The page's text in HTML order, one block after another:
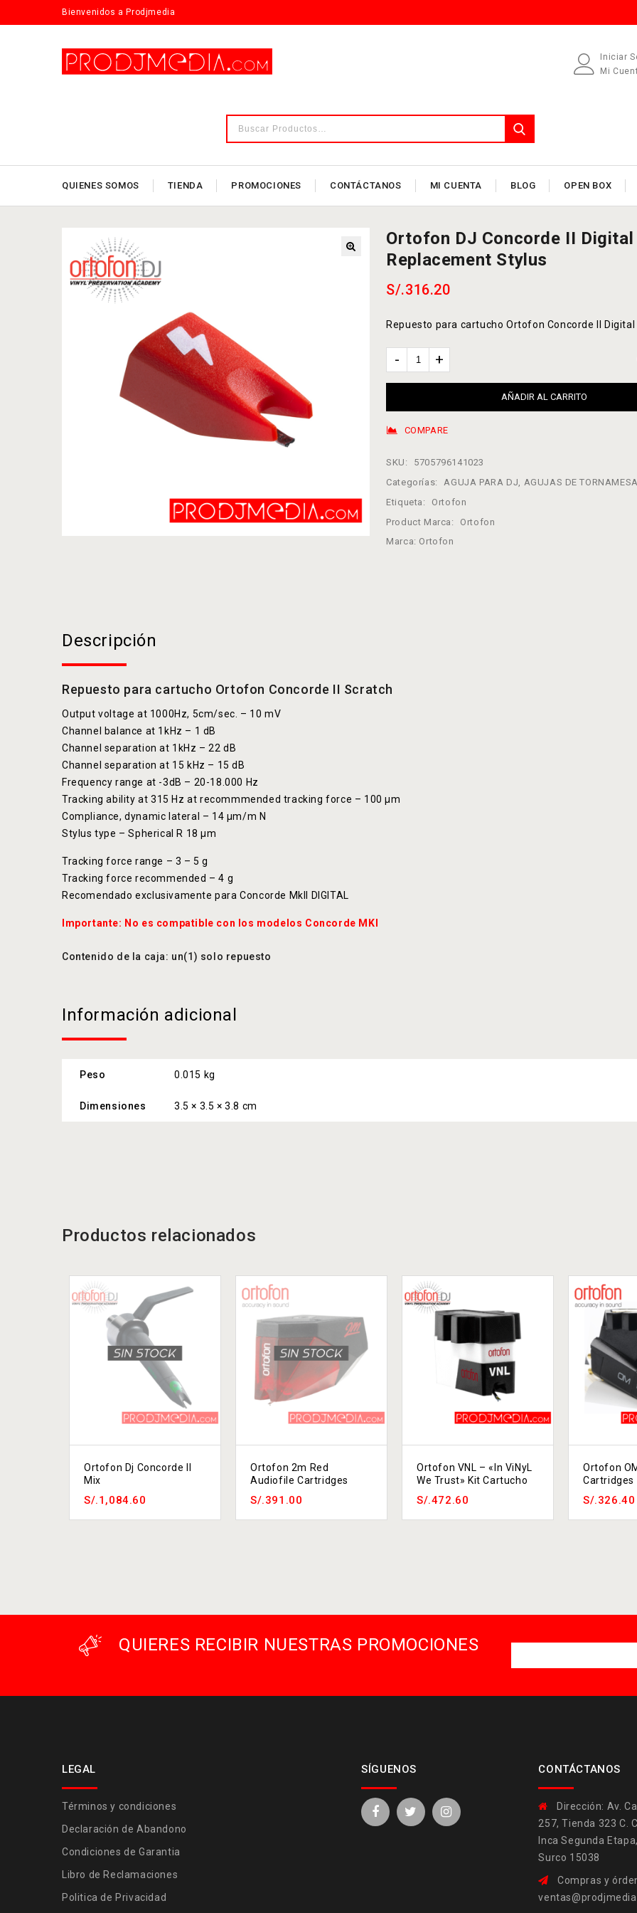
Bienvenidos a Prodjmedia
Iniciar
Mi
QUIENES SOMOS TIENDA PROMOCIONES CONTÁCTANOS MI CUENTA BLOG OPEN BOX
Ortofon DJ Concorde II Digital
Replacement Stylus
S/.316.20
Repuesto para cartucho Ortofon Concorde II Digital
AÑADIR AL CARRITO
COMPARE
SKU:
5705796141023
Categorías:
AGUJA PARA DJ
AGUJAS DE TORNAMESA
Etiqueta:
Ortofon
Product Marca:
Ortofon
Marca: Ortofon
Descripción
Repuesto para cartucho Ortofon Concorde II Scratch
Output voltage at 1000Hz, 5cm/sec. – 10 mV
Channel balance at 1kHz – 1 dB
Channel separation at 1kHz – 22 dB
Channel separation at 15 kHz – 15 dB
Frequency range at -3dB – 20-18.000 Hz
Tracking ability at 315 Hz at recommmended tracking force – 100 μm
Compliance, dynamic lateral – 14 μm/m N
Stylus type – Spherical R 18 μm
Tracking force range – 3 – 5 g
Tracking force recommended – 4 g
Recomendado exclusivamente para Concorde MkII DIGITAL
Importante: No es compatible con los modelos Concorde MKI
Contenido de la caja: un(1) solo repuesto
Información adicional
Peso 0.015 kg
Dimensiones 3.5 × 3.5 × 3.8 cm
Productos relacionados
Ortofon Dj Concorde II
Mix
S/.1,084.60
Ortofon 2m Red
Audiofile Cartridges
S/.391.00
Ortofon VNL – «In ViNyL
We Trust» Kit Cartucho
S/.472.60
Ortofon
Cartridges
S/.326.40
QUIERES RECIBIR NUESTRAS PROMOCIONES
LEGAL
Términos y condiciones
Declaración de Abandono
Condiciones de Garantia
Libro de Reclamaciones
Politica de Privacidad
SÍGUENOS CONTÁCTANOS
Dirección: Av.
257, Tienda 323 C.
Inca Segunda
Surco 15038
Compras y